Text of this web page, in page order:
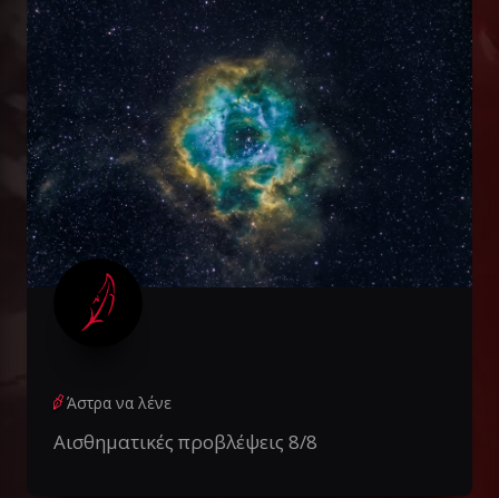
Άστρα να λένε
Αισθηματικές προβλέψεις 8/8